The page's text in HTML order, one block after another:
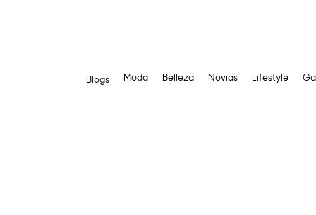
Blogs Moda Belleza Novias Lifestyle